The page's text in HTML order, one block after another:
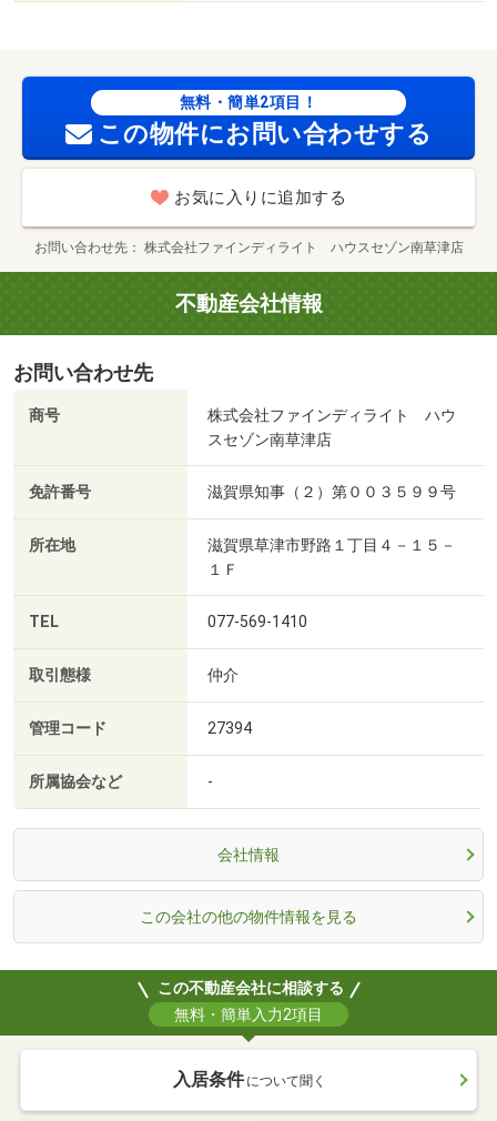
無料・簡単2項目！
この物件にお問い合わせする
お気に入りに追加する
お問い合わせ先 株式会社ファインディライト ハウスセゾン南草津店
不動産会社情報
お問い合わせ先
商号
株式会社ファインディライト ハウ
スセゾン南草津店
免許番号 滋賀県知事（２）第００３５９９号
所在地
滋賀県草津市野路１丁目４－１５－
１Ｆ
TEL 077-569-1410
取引態様 仲介
管理コード 27394
所属協会など -
会社情報
この会社の他の物件情報を見る
この不動産会社に相談する
無料・簡単入力2項目
入居条件 について聞く